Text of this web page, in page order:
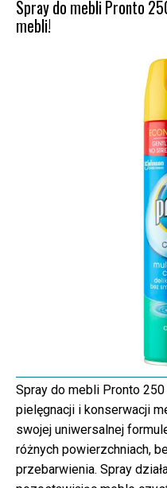
Spray do mebli Pronto
mebli!
Spray do mebli Pronto
pielęgnacji i konserwacji
swojej uniwersalnej
różnych powierzchniach,
przebarwienia. Spray